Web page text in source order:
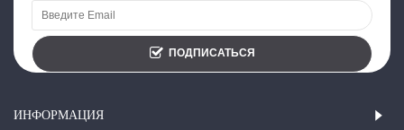
ПОДПИСАТЬСЯ
ИНФОРМАЦИЯ